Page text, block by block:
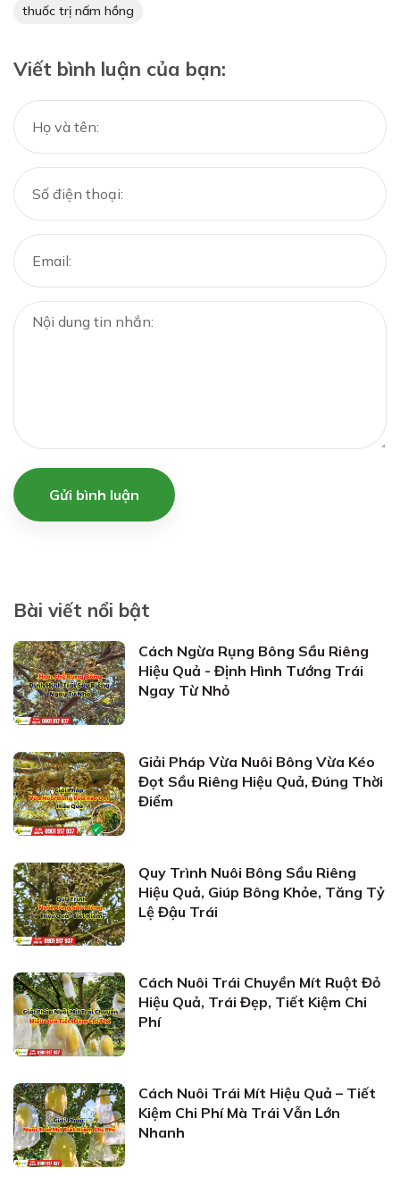
thuốc trị nấm hồng
Viết bình luận của bạn:
Gửi bình luận
Bài viết nổi bật
Cách Ngừa Rụng Bông Sầu Riêng
Hiệu Quả - Định Hình Tướng Trái
Ngay Từ Nhỏ
Giải Pháp Vừa Nuôi Bông Vừa Kéo
Đọt Sầu Riêng Hiệu Quả, Đúng Thời
Điểm
Quy Trình Nuôi Bông Sầu Riêng
Hiệu Quả, Giúp Bông Khỏe, Tăng Tỷ
Lệ Đậu Trái
Cách Nuôi Trái Chuyền Mít Ruột Đỏ
Hiệu Quả, Trái Đẹp, Tiết Kiệm Chi
Phí
Cách Nuôi Trái Mít Hiệu Quả – Tiết
Kiệm Chi Phí Mà Trái Vẫn Lớn
Nhanh